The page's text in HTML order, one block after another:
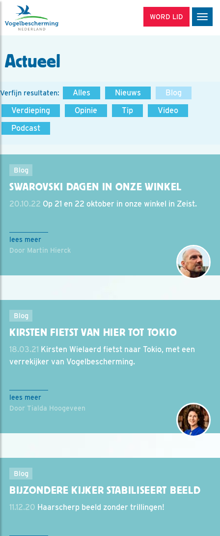
WORD LID
Actueel
Verfijn resultaten: Alles Nieuws
Blog
Verdieping
Opinie Tip
Video
Podcast
Blog
SWAROVSKI DAGEN IN ONZE WINKEL
20.10.22 Op 21 en 22 oktober in onze winkel in Zeist.
lees meer
Door Martin Hierck
Blog
KIRSTEN FIETST VAN HIER TOT TOKIO
18.03.21 Kirsten Wielaerd fietst naar Tokio, met een
verrekijker van Vogelbescherming.
lees meer
Door Tialda Hoogeveen
Blog
BIJZONDERE KIJKER STABILISEERT BEELD
11.12.20 Haarscherp beeld zonder trillingen!